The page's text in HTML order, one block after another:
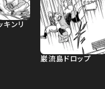
ンリ
巌流島ドロップ